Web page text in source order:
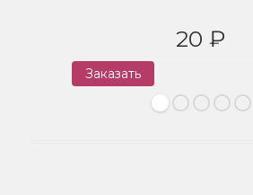
20 ₽
Заказать